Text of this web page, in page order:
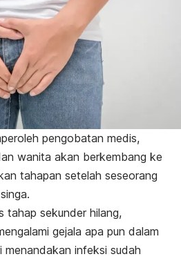
pengobatan medis,
wanita akan berkembang ke
tahapan setelah seseorang
tahap sekunder hilang,
gejala apa pun dalam
infeksi sudah